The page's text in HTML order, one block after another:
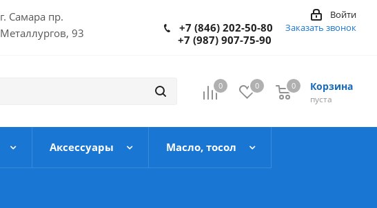
г. Самара пр.
Металлургов, 93
Войти
+7 (846) 202-50-80
+7 (987) 907-75-90
Заказать звонок
0 0 Корзина
пуста
0
Аксессуары Масло, тосол